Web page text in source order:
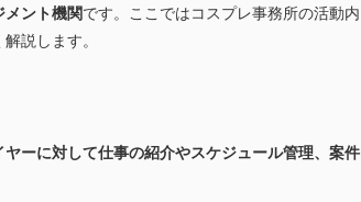
メント機関です。ここではコスプレ事務所の活動内
説します。
ーに対して仕事の紹介やスケジュール管理、案件